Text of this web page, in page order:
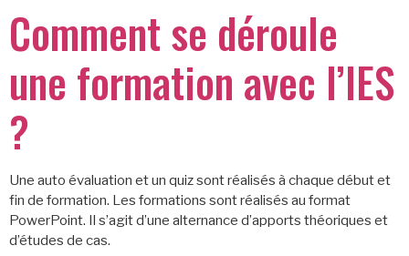
Comment se déroule
une formation avec l’IES
?
Une auto évaluation et un quiz sont réalisés à chaque début et
fin de formation. Les formations sont réalisés au format
PowerPoint. Il s’agit d’une alternance d’apports théoriques et
d’études de cas.